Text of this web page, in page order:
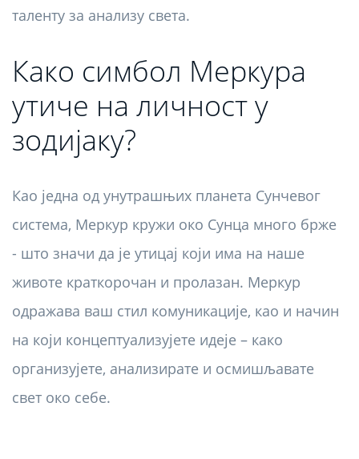
таленту за анализу света.
Како симбол Меркура
утиче на личност у
зодијаку?
Као једна од унутрашњих планета Сунчевог
система, Меркур кружи око Сунца много брже
- што значи да је утицај који има на наше
животе краткорочан и пролазан. Меркур
одражава ваш стил комуникације, као и начин
на који концептуализујете идеје – како
организујете, анализирате и осмишљавате
свет око себе.